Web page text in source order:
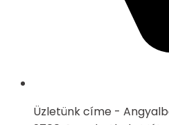
Üzletünk címe -